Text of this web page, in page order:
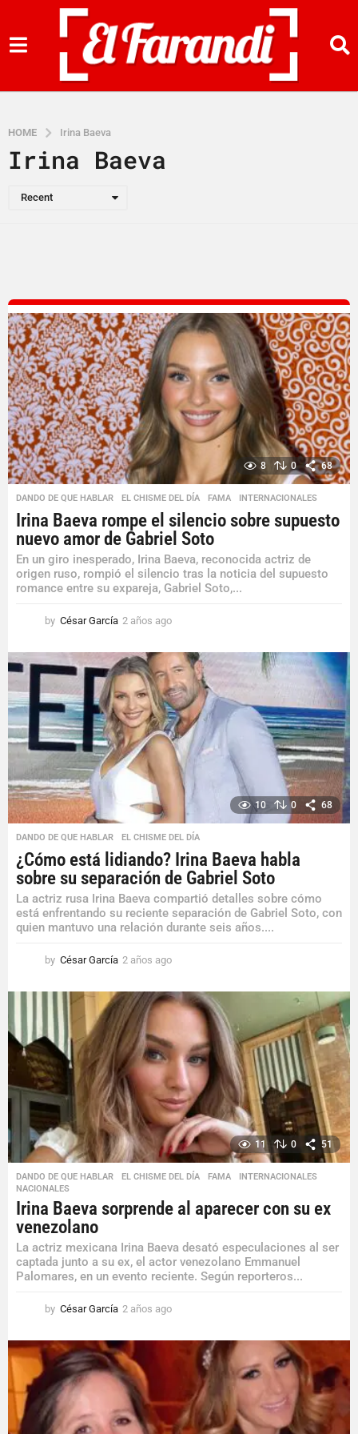
HOME Irina Baeva
Irina Baeva
Recent
8 0 68
DANDO DE QUE HABLAR ,EL CHISME DEL DÍA ,FAMA INTERNACIONALES
Irina Baeva rompe el silencio sobre supuesto
nuevo amor de Gabriel Soto
En un giro inesperado, Irina Baeva, reconocida actriz de
origen ruso, rompió el silencio tras la noticia del supuesto
romance entre su expareja, Gabriel Soto,...
by César García 2 años ago
ñ
o
s
a
g
o
10 0 68
DANDO DE QUE HABLAR ,EL CHISME DEL DÍA
¿Cómo está lidiando? Irina Baeva habla
sobre su separación de Gabriel Soto
La actriz rusa Irina Baeva compartió detalles sobre cómo
está enfrentando su reciente separación de Gabriel Soto, con
quien mantuvo una relación durante seis años....
by César García 2 años ago
ñ
o
g
11 0 51
DANDO DE QUE HABLAR ,EL CHISME DEL DÍA ,FAMA INTERNACIONALES
NACIONALES
Irina Baeva sorprende al aparecer con su ex
venezolano
La actriz mexicana Irina Baeva desató especulaciones al ser
captada junto a su ex, el actor venezolano Emmanuel
Palomares, en un evento reciente. Según reporteros...
by César García 2 años ago
ñ
g